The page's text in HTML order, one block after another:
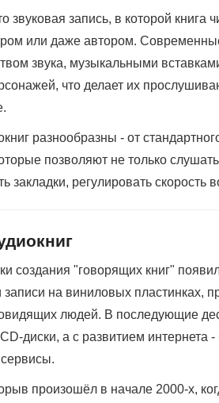
звуковая запись, в которой
или даже автором.
звука, музыкальными
что делает их
разнообразны - от
позволяют не только
закладки, регулировать скорость
создания "говорящих книг"
записи на виниловых пластинках,
людей. В последующие
диски, а с развитием
произошёл в начале 2000-х,